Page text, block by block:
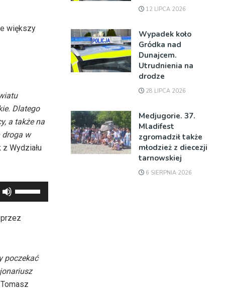
większy
Dlatego
a także na
droga w
Wydziału
strzałek
poczekać
12 LIPCA 2026
Wypadek koło
Gródka nad
Dunajcem.
Utrudnienia na
drodze
28 LIPCA 2026
Medjugorie. 37.
Mladifest
zgromadził także
młodzież z diecezji
tarnowskiej
6 SIERPNIA 2026